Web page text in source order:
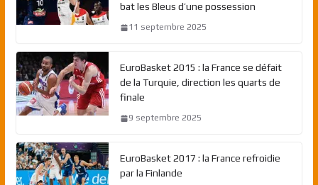
bat les Bleus d’une possession
11 septembre 2025
EuroBasket 2015 : la France se défait
de la Turquie, direction les quarts de
finale
9 septembre 2025
EuroBasket 2017 : la France refroidie
par la Finlande